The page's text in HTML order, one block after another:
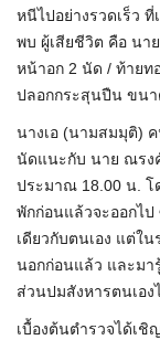
หนีไปอย่างรวดเร็ว
พบ ผู้เสียชีวิต คือ นา
หน้าอก 2 นัด / ท้ายท
ปลอกกระสุนปืน ขนา
นางเอ (นามสมมุติ)
นัดแนะกับ นาย ณรง
ประมาณ 18.00 น. โ
พักก่อนแล้วจะออกไ
เดียวกับตนเอง แต่ใ
นอกก่อนแล้ว และมา
ส่วนปมสังหารตนเอง
เบื้องต้นตำรวจได้เชิ